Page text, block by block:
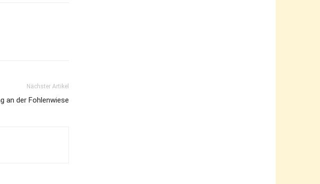
Nächster Artikel
an der Fohlenwiese